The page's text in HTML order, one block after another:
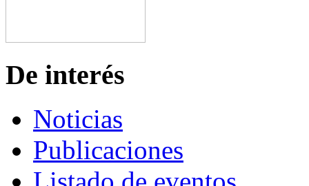
De interés
Noticias
Publicaciones